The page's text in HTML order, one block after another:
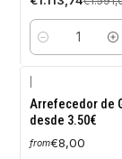
Quantity
Arrefecedor de
desde 3.50€
from€8,00